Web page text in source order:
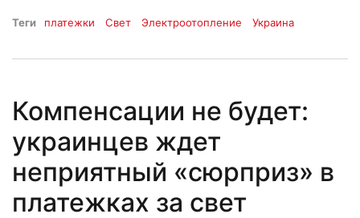
Теги платежки Свет Электроотопление Украина
Компенсации не будет:
украинцев ждет
неприятный «сюрприз» в
платежках за свет